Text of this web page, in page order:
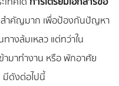
ำคัญมาก เพื่อป้องกันปัญหา
างล้มเหลว แต่ทว่าใน
ามาทำงาน หรือ พักอาศัย
ดังต่อไปนี้